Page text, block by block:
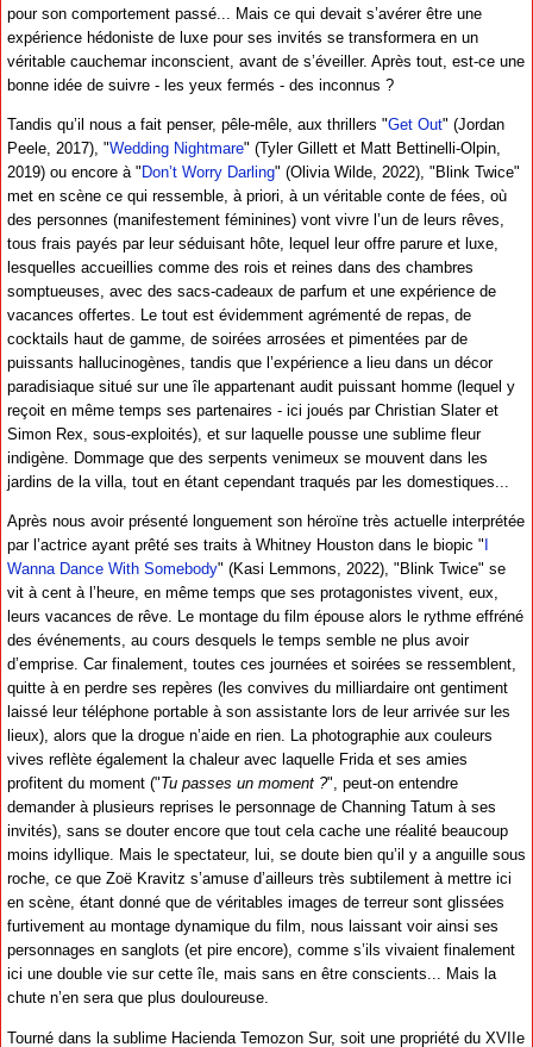
pour son comportement passé... Mais ce qui devait s’avérer être une
expérience hédoniste de luxe pour ses invités se transformera en un
véritable cauchemar inconscient, avant de s’éveiller. Après tout, est-ce une
bonne idée de suivre - les yeux fermés - des inconnus ?
Tandis qu’il nous a fait penser, pêle-mêle, aux thrillers "Get Out" (Jordan
Peele, 2017), "Wedding Nightmare" (Tyler Gillett et Matt Bettinelli-Olpin,
2019) ou encore à " Don’t Worry Darling" (Olivia Wilde, 2022), "Blink Twice"
met en scène ce qui ressemble, à priori, à un véritable conte de fées, où
des personnes (manifestement féminines) vont vivre l’un de leurs rêves,
tous frais payés par leur séduisant hôte, lequel leur offre parure et luxe,
lesquelles accueillies comme des rois et reines dans des chambres
somptueuses, avec des sacs-cadeaux de parfum et une expérience de
vacances offertes. Le tout est évidemment agrémenté de repas, de
cocktails haut de gamme, de soirées arrosées et pimentées par de
puissants hallucinogènes, tandis que l’expérience a lieu dans un décor
paradisiaque situé sur une île appartenant audit puissant homme (lequel y
reçoit en même temps ses partenaires - ici joués par Christian Slater et
Simon Rex, sous-exploités), et sur laquelle pousse une sublime fleur
indigène. Dommage que des serpents venimeux se mouvent dans les
jardins de la villa, tout en étant cependant traqués par les domestiques...
Après nous avoir présenté longuement son héroïne très actuelle interprétée
par l’actrice ayant prêté ses traits à Whitney Houston dans le biopic "
Wanna Dance With Somebody" (Kasi Lemmons, 2022), "Blink Twice" se
vit à cent à l’heure, en même temps que ses protagonistes vivent, eux,
leurs vacances de rêve. Le montage du film épouse alors le rythme effréné
des événements, au cours desquels le temps semble ne plus avoir
d’emprise. Car finalement, toutes ces journées et soirées se ressemblent,
quitte à en perdre ses repères (les convives du milliardaire ont gentiment
laissé leur téléphone portable à son assistante lors de leur arrivée sur les
lieux), alors que la drogue n’aide en rien. La photographie aux couleurs
vives reflète également la chaleur avec laquelle Frida et ses amies
profitent du moment ("Tu passes un moment ?", peut-on entendre
demander à plusieurs reprises le personnage de Channing Tatum à ses
invités), sans se douter encore que tout cela cache une réalité beaucoup
moins idyllique. Mais le spectateur, lui, se doute bien qu’il y a anguille sous
roche, ce que Zoë Kravitz s’amuse d’ailleurs très subtilement à mettre ici
en scène, étant donné que de véritables images de terreur sont glissées
furtivement au montage dynamique du film, nous laissant voir ainsi ses
personnages en sanglots (et pire encore), comme s’ils vivaient finalement
ici une double vie sur cette île, mais sans en être conscients... Mais la
chute n’en sera que plus douloureuse.
Tourné dans la sublime Hacienda Temozon Sur, soit une propriété du XVIIe